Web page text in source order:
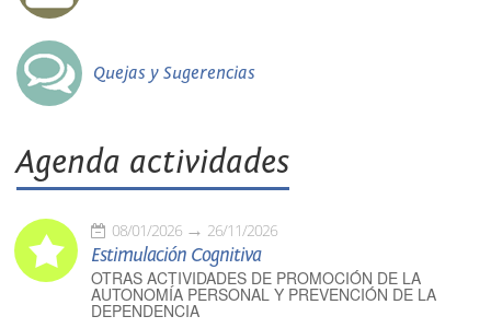
Quejas y Sugerencias
Agenda actividades
08/01/2026 26/11/2026
Estimulación Cognitiva
OTRAS ACTIVIDADES DE PROMOCIÓN DE LA
AUTONOMÍA PERSONAL Y PREVENCIÓN DE LA
DEPENDENCIA